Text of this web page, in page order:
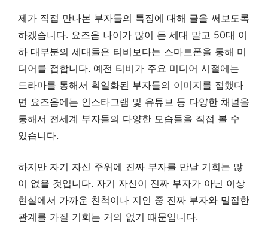
제가 직접 만나본 부자들의 특징에 대해 글을 써보도록
하겠습니다. 요즈음 나이가 많이 든 세대 말고 50대 이
하 대부분의 세대들은 티비보다는 스마트폰을 통해 미
디어를 접합니다. 예전 티비가 주요 미디어 시절에는
드라마를 통해서 획일화된 부자들의 이미지를 접했다
면 요즈음에는 인스타그램 및 유튜브 등 다양한 채널을
통해서 전세계 부자들의 다양한 모습들을 직접 볼 수
있습니다.
하지만 자기 자신 주위에 진짜 부자를 만날 기회는 많
이 없을 것입니다. 자기 자신이 진짜 부자가 아닌 이상
현실에서 가까운 친척이나 지인 중 진짜 부자와 밀접한
관계를 가질 기회는 거의 없기 떄문입니다.